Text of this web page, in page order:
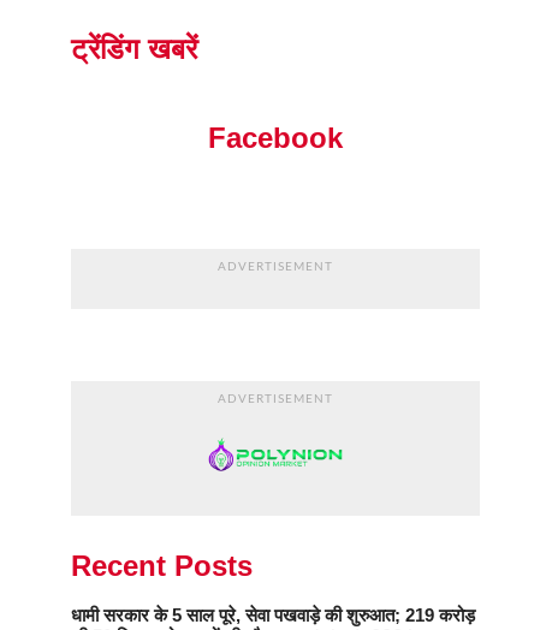
ट्रेंडिंग खबरें
Facebook
ADVERTISEMENT
ADVERTISEMENT
Recent Posts
धामी सरकार के 5 साल पूरे, सेवा पखवाड़े की शुरुआत; 219 करोड़